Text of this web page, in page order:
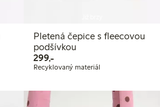
Pletená čepice s fleecovou
podšívkou
299,-299,00 Kč
Recyklovaný materiál